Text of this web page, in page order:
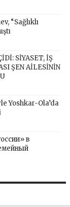
“Sağlıklı
SİYASET, İŞ
ŞEN AİLESİNİN
Yoshkar-Ola’da
в